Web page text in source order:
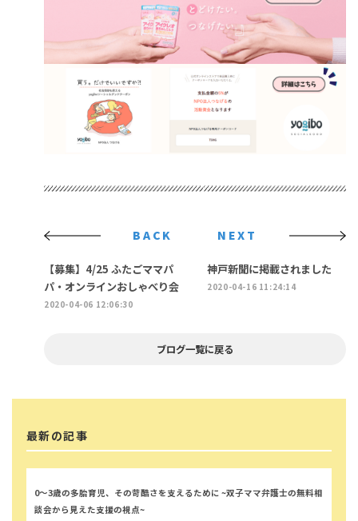
BACK
【募集】4/25 ふたごママパ
パ・オンラインおしゃべり会
2020-04-06 12:06:30
NEXT
神戸新聞に掲載されました
2020-04-16 11:24:14
ブログ一覧に戻る
最新の記事
0～3歳の多胎育児、その苛酷さを支えるために ~双子ママ弁護士の無料相
談会から見えた支援の視点~